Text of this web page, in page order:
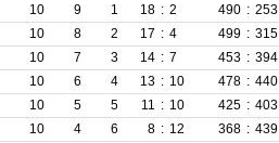
10 9 1 18 : 2 490 : 253
10 8 2 17 : 4 499 : 315
10 7 3 14 : 7 453 : 394
10 6 4 13 : 10 478 : 440
10 5 5 11 : 10 425 : 403
10 4 6 8 : 12 368 : 439